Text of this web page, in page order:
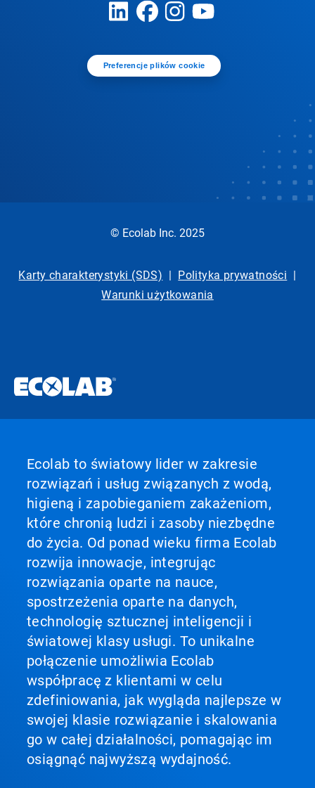
Preferencje plików cookie
© Ecolab Inc. 2025
Karty charakterystyki (SDS) | Polityka prywatności |
Warunki użytkowania
Ecolab to światowy lider w zakresie
rozwiązań i usług związanych z wodą,
higieną i zapobieganiem zakażeniom,
które chronią ludzi i zasoby niezbędne
do życia. Od ponad wieku firma Ecolab
rozwija innowacje, integrując
rozwiązania oparte na nauce,
spostrzeżenia oparte na danych,
technologię sztucznej inteligencji i
światowej klasy usługi. To unikalne
połączenie umożliwia Ecolab
współpracę z klientami w celu
zdefiniowania, jak wygląda najlepsze w
swojej klasie rozwiązanie i skalowania
go w całej działalności, pomagając im
osiągnąć najwyższą wydajność.